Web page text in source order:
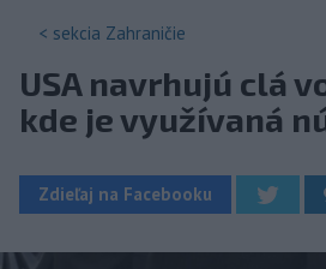
< sekcia Zahraničie
USA navrhujú clá
kde je využívaná
Zdieľaj na Facebooku